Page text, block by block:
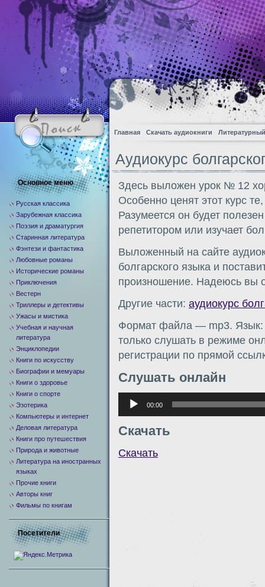
Главная Скачать аудиокниги
Аудиокурс
Здесь выложен урок № 12
Особенно ценят этот курс
Разумеется он будет
репетитором или изучает
Выложенный на сайте
болгарского языка и
произношение. Надеюсь вы
Другие части: аудиокурс
Формат файла — mp3. Язык:
только слушать в режиме
регистрации по прямой
Слушать онлайн
Аудиоплеер
00:00
Скачать
Скачать
Основное меню
Русская классика
Зарубежная классика
Поэзия и драматургия
Старинная литература
Фэнтези и фантастика
Любовные романы
Исторические романы
Приключения
Вестерн
Триллеры и детективы
Ужасы и мистика
Учебная и научная
литература
Энциклопедии
Книги по искусству
Биографии и мемуары
Книги о здоровье
Книги о спорте
Эзотерика
Компьютеры и интернет
Деловая литература
Книги про путешествия
Природа и животные
Литература на иностранных
языках
Прочие книги
Авторы книг
Фильмы по книгам
Посетители